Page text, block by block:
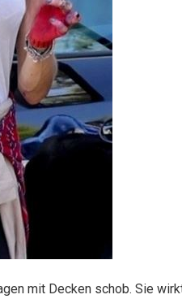
mit Decken schob. Sie